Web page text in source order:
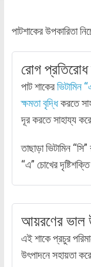
পাটশাকের উপকারিতা
রোগ প্রতিরোধ
পাট শাকেরভিটামিন
ক্ষমতা বৃদ্ধিকরতে
দূর করতে সাহায্য
তাছাড়া ভিটামিন
“এ” চোখের
আয়রণের ভাল
এই শাকে প্রচুর
উৎপাদনে সহায়তা